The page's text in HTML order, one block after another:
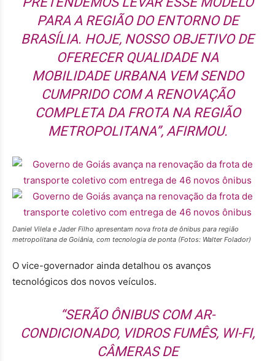
PARA A REGIÃO DO ENTORNO DE
BRASÍLIA. HOJE, NOSSO OBJETIVO DE
OFERECER QUALIDADE NA
MOBILIDADE URBANA VEM SENDO
CUMPRIDO COM A RENOVAÇÃO
COMPLETA DA FROTA NA REGIÃO
METROPOLITANA”, AFIRMOU.
Daniel Vilela e Jader Filho apresentam nova frota de ônibus para região
metropolitana de Goiânia, com tecnologia de ponta (Fotos: Walter Folador)
O vice-governador ainda detalhou os avanços
tecnológicos dos novos veículos.
“SERÃO ÔNIBUS COM AR-
CONDICIONADO, VIDROS FUMÊS, WI-FI,
CÂMERAS DE